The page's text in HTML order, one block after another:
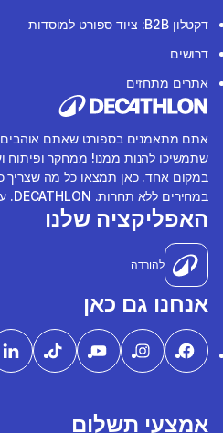
דקטלון B2B: ציוד ספורט למוסדות
דרושים
אתרים מתחזים
אתם מתאמנים בספורט שאתם אוהבים,
שתמשיכו להנות ממנו! ממחקר ופיתוח
במקום אחד. כאן תמצאו כל מה שצריך
במחירים ללא תחרות. DECATHLON. עושים ספורט יחד!
האפליקציה שלנו
להורדה
אנחנו גם כאן
אמצעי תשלום